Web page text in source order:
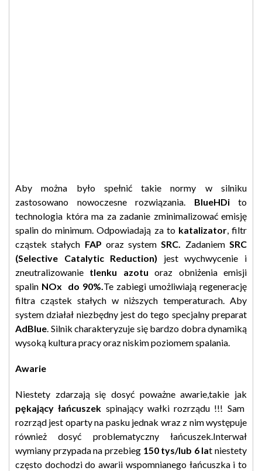
Aby można było spełnić takie normy w silniku
zastosowano nowoczesne rozwiązania. BlueHDito
technologia która ma za zadanie zminimalizować emisję
spalin do minimum. Odpowiadają za tokatalizator, filtr
cząstek stałych FAP oraz systemSRC. ZadaniemSRC
(Selective Catalytic Reduction) jest wychwycenie i
zneutralizowanie tlenku azotuoraz obniżenia emisji
spalin NOx do 90%.Te zabiegi umożliwiają regenerację
filtra cząstek stałych w niższych temperaturach. Aby
system działał niezbędny jest do tego specjalny preparat
AdBlue. Silnik charakteryzuje się bardzo dobra dynamiką
wysoką kultura pracy oraz niskim poziomem spalania.
Awarie
Niestety zdarzają się dosyć poważne awarie,takie jak
pękający łańcuszek spinający wałki rozrządu !!! Sam
rozrząd jest oparty na pasku jednak wraz z nim występuje
również dosyć problematyczny łańcuszek.Interwał
wymiany przypada na przebieg 150 tys/lub 6 lat niestety
często dochodzi do awarii wspomnianego łańcuszka i to